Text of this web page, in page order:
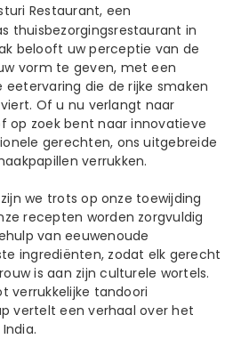
Restaurant, een
thuisbezorgingsrestaurant in
belooft uw perceptie van de
vorm te geven, met een
eetervaring die de rijke smaken
Of u nu verlangt naar
op zoek bent naar innovatieve
gerechten, ons uitgebreide
verrukken.
we trots op onze toewijding
recepten worden zorgvuldig
van eeuwenoude
ingrediënten, zodat elk gerecht
is aan zijn culturele wortels.
verrukkelijke tandoori
vertelt een verhaal over het